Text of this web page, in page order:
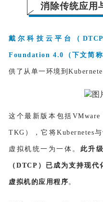
消除传统应用
戴尔科技云平台（
Foundation 4.0（下文简
供了从单一环境到
这个最新版本包括
TKG），它将Kubernetes
虚拟机统一为一体。 此升
（DTCP）已成为支持现
虚拟机的应用程序。